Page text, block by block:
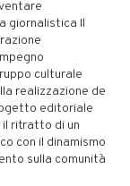
giornalistica Il
culturale
realizzazione de
editoriale
ritratto di un
con il dinamismo
sulla comunità